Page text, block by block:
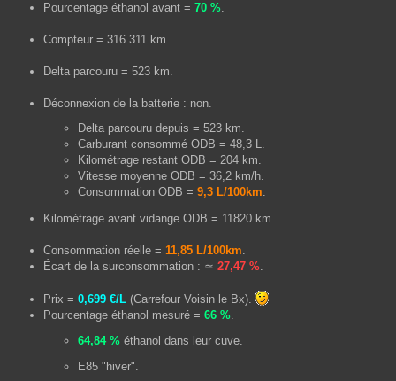
Pourcentage éthanol avant = 70 %.
Compteur = 316 311 km.
Delta parcouru = 523 km.
Déconnexion de la batterie : non.
Delta parcouru depuis = 523 km.
Carburant consommé ODB = 48,3 L.
Kilométrage restant ODB = 204 km.
Vitesse moyenne ODB = 36,2 km/h.
Consommation ODB = 9,3 L/100km.
Kilométrage avant vidange ODB = 11820 km.
Consommation réelle = 11,85 L/100km.
Écart de la surconsommation : ≃ 27,47 %.
Prix = 0,699 €/L (Carrefour Voisin le Bx).
Pourcentage éthanol mesuré = 66 %.
64,84 % éthanol dans leur cuve.
E85 "hiver".